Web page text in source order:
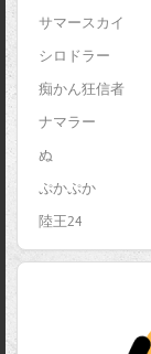
サマースカイ
シロドラー
痴かん狂信者
ナマラー
ぬ
ぷかぷか
陸王24